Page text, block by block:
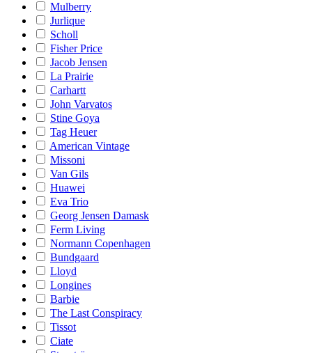
Mulberry
Jurlique
Scholl
Fisher Price
Jacob Jensen
La Prairie
Carhartt
John Varvatos
Stine Goya
Tag Heuer
American Vintage
Missoni
Van Gils
Huawei
Eva Trio
Georg Jensen Damask
Ferm Living
Normann Copenhagen
Bundgaard
Lloyd
Longines
Barbie
The Last Conspiracy
Tissot
Ciate